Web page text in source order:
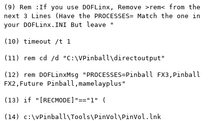
(9) Rem :If you use DOFLinx, Remove >rem< from the
next 3 Lines (Have the PROCESSES= Match the one in
your DOFLinx.INI But leave "
(10) timeout /t 1
(11) rem cd /d "C:\VPinball\directoutput"
(12) rem DOFLinxMsg "PROCESSES=Pinball FX3,Pinball
FX2,Future Pinball,mamelayplus"
(13) if "[RECMODE]"=="1" (
(14) c:\vPinball\Tools\PinVol\PinVol.lnk